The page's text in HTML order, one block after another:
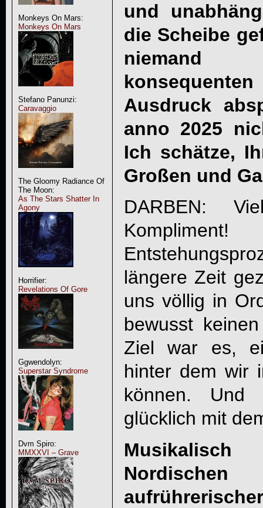
Monkeys On Mars:
Monkeys On Mars
Stefano Panunzi:
Caravaggio
The Gloomy Radiance Of
The Moon:
As The Stars Shatter In
Agony
Horrifier:
Revelations Of Gore
Ggwendolyn:
Superstar Syndrome
Dvm Spiro:
MMXXVI – Grave
und
die Scheibe
niemand
Ausdruck
anno 2025
Ich schätze,
Großen und
DARBEN:
längere Zeit
uns völlig in
bewusst
Ziel war es,
hinter dem wir
können.
glücklich mit